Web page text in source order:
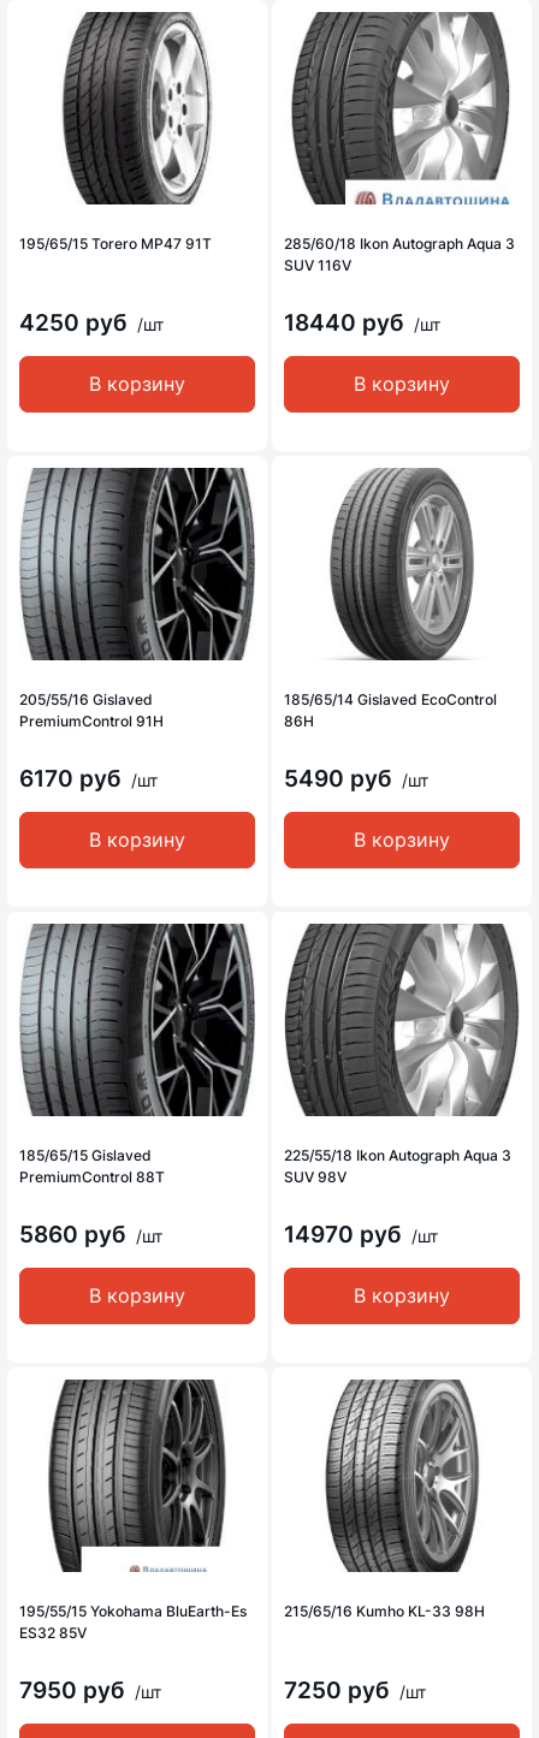
195/65/15 Torero MP47 91T
4250 руб /шт
В корзину
285/60/18 Ikon Autograph Aqua 3
SUV 116V
18440 руб /шт
В корзину
205/55/16 Gislaved
PremiumControl 91H
6170 руб /шт
В корзину
185/65/14 Gislaved EcoControl
86H
5490 руб /шт
В корзину
185/65/15 Gislaved
PremiumControl 88T
5860 руб /шт
В корзину
225/55/18 Ikon Autograph Aqua 3
SUV 98V
14970 руб /шт
В корзину
195/55/15 Yokohama BluEarth-Es
ES32 85V
7950 руб /шт
215/65/16 Kumho KL-33 98H
7250 руб /шт